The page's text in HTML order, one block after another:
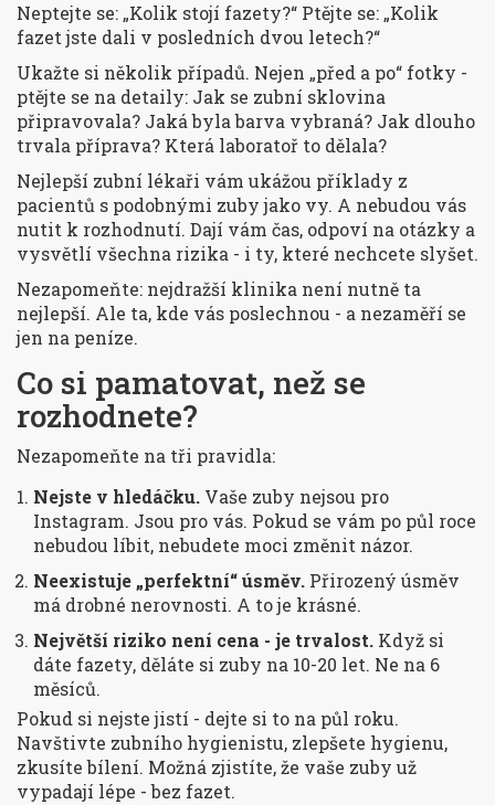
Neptejte se: „Kolik stojí fazety?“ Ptějte se: „Kolik
fazet jste dali v posledních dvou letech?“
Ukažte si několik případů. Nejen „před a po“ fotky -
ptějte se na detaily: Jak se zubní sklovina
připravovala? Jaká byla barva vybraná? Jak dlouho
trvala příprava? Která laboratoř to dělala?
Nejlepší zubní lékaři vám ukážou příklady z
pacientů s podobnými zuby jako vy. A nebudou vás
nutit k rozhodnutí. Dají vám čas, odpoví na otázky a
vysvětlí všechna rizika - i ty, které nechcete slyšet.
Nezapomeňte: nejdražší klinika není nutně ta
nejlepší. Ale ta, kde vás poslechnou - a nezaměří se
jen na peníze.
Co si pamatovat, než se
rozhodnete?
Nezapomeňte na tři pravidla:
Nejste v hledáčku. Vaše zuby nejsou pro
Instagram. Jsou pro vás. Pokud se vám po půl roce
nebudou líbit, nebudete moci změnit názor.
Neexistuje „perfektní“ úsměv. Přirozený úsměv
má drobné nerovnosti. A to je krásné.
Největší riziko není cena - je trvalost. Když si
dáte fazety, děláte si zuby na 10-20 let. Ne na 6
měsíců.
Pokud si nejste jistí - dejte si to na půl roku.
Navštivte zubního hygienistu, zlepšete hygienu,
zkusíte bílení. Možná zjistíte, že vaše zuby už
vypadají lépe - bez fazet.